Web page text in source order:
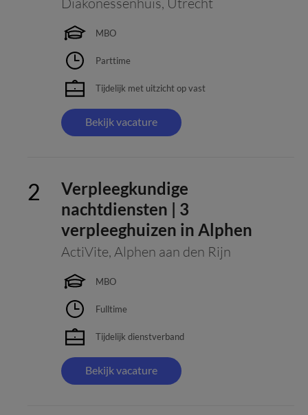
MBO
Parttime
Tijdelijk met uitzicht op vast
Bekijk vacature
Verpleegkundige
nachtdiensten | 3
verpleeghuizen in Alphen
ActiVite, Alphen aan den Rijn
MBO
Fulltime
Tijdelijk dienstverband
Bekijk vacature